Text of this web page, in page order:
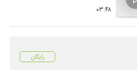
۰۳:۴۸
رایگان